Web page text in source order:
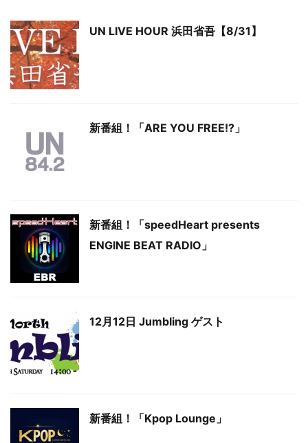
UN LIVE HOUR 浜田省吾【8/31】
新番組！「ARE YOU FREE!?」
新番組！「speedHeart presents
ENGINE BEAT RADIO」
12月12日 Jumbling ゲスト
新番組！「Kpop Lounge」